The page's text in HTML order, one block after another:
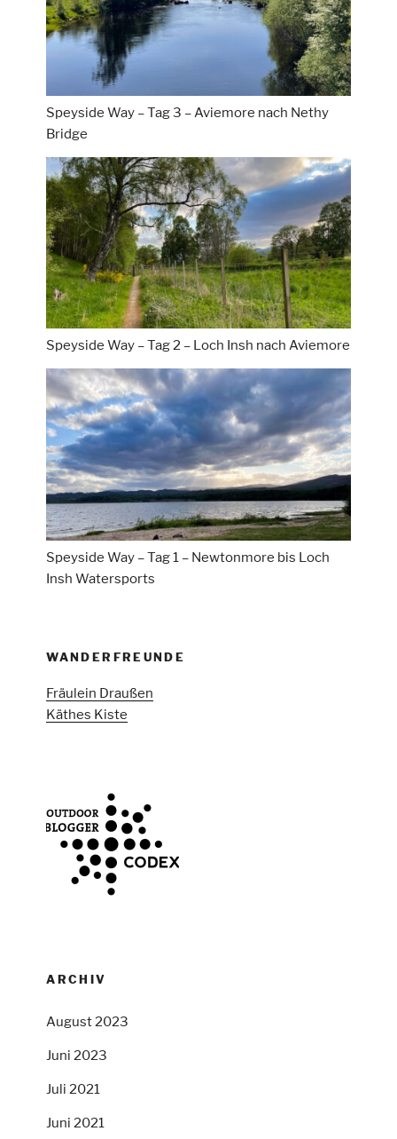
Speyside Way – Tag 3 – Aviemore nach Nethy
Bridge
Speyside Way – Tag 2 – Loch Insh nach Aviemore
Speyside Way – Tag 1 – Newtonmore bis Loch
Insh Watersports
WANDERFREUNDE
Fräulein Draußen
Käthes Kiste
ARCHIV
August 2023
Juni 2023
Juli 2021
Juni 2021